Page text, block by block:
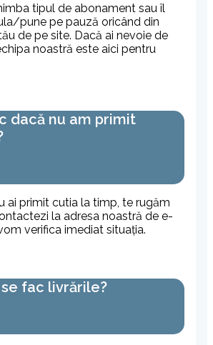
tipul de abonament sau îl
pune pe pauză oricând din
de pe site. Dacă ai nevoie de
noastră este aici pentru
dacă nu am primit
ai primit cutia la timp, te rugăm
la adresa noastră de e-
verifica imediat situația.
fac livrările?